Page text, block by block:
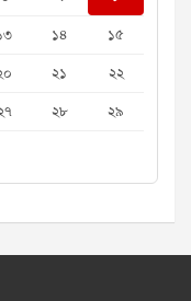
১৪
১৫
২১
২২
২৮
২৯